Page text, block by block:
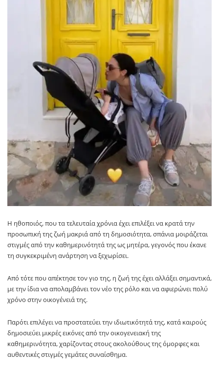
Η ηθοποιός, που τα τελευταία χρόνια έχει επιλέξει να κρατά την
προσωπική της ζωή μακριά από τη δημοσιότητα, σπάνια μοιράζεται
στιγμές από την καθημερινότητά της ως μητέρα, γεγονός που έκανε
τη συγκεκριμένη ανάρτηση να ξεχωρίσει.
Από τότε που απέκτησε τον γιο της, η ζωή της έχει αλλάξει σημαντικά,
με την ίδια να απολαμβάνει τον νέο της ρόλο και να αφιερώνει πολύ
χρόνο στην οικογένειά της.
Παρότι επιλέγει να προστατεύει την ιδιωτικότητά της, κατά καιρούς
δημοσιεύει μικρές εικόνες από την οικογενειακή της
καθημερινότητα, χαρίζοντας στους ακολούθους της όμορφες και
αυθεντικές στιγμές γεμάτες συναίσθημα.